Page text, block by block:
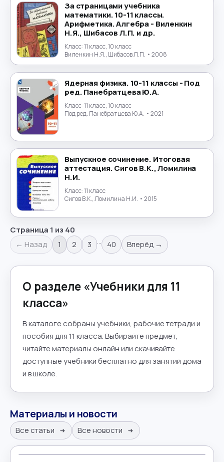
За страницами учебника
математики. 10-11 классы.
Арифметика. Алгебра - Виленкин
Н.Я., Шибасов Л.П. и др.
Класс:11 класс, 10 класс
Виленкин Н.Я., Шибасов Л.П. • 2008
Ядерная физика. 10-11 классы - Под
ред. Панебратцева Ю.А.
Класс:11 класс, 10 класс
Под ред. Панебратцева Ю.А. • 2021
Выпускное сочинение. Итоговая
аттестация. Сигов В.К., Ломилина
Н.И.
Класс:11 класс
Сигов В.К., Ломилина Н.И. • 2015
Страница 1 из 40
← Назад
1 2 3 … 40 Вперёд →
О разделе «Учебники для 11
класса»
В каталоге собраны учебники, рабочие тетради и
пособия для 11 класса. Выбирайте предмет,
читайте материалы онлайн или скачивайте
доступные учебники бесплатно для занятий дома
и в школе.
Материалы и новости
Все статьи Все новости